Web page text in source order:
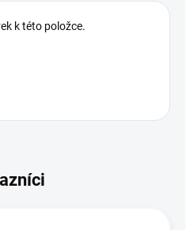
k této položce.